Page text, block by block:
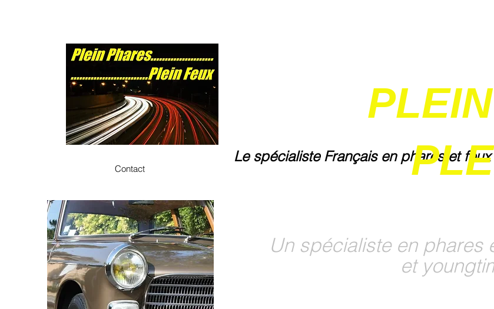
Contact
Le spécialiste Français en phares et
Un spécialiste en phares
et